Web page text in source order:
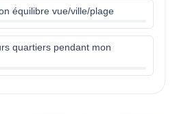
équilibre vue/ville/plage
quartiers pendant mon